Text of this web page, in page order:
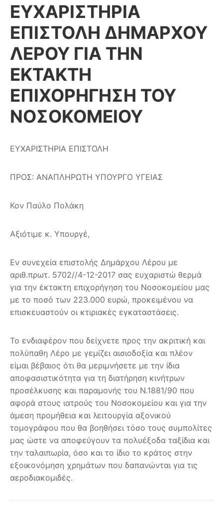
ΕΥΧΑΡΙΣΤΗΡΙΑ
ΕΠΙΣΤΟΛΗ ΔΗΜΑΡΧΟΥ
ΛΕΡΟΥ ΓΙΑ ΤΗΝ
ΕΚΤΑΚΤΗ
ΕΠΙΧΟΡΗΓΗΣΗ ΤΟΥ
ΝΟΣΟΚΟΜΕΙΟΥ
ΕΥΧΑΡΙΣΤΗΡΙΑ ΕΠΙΣΤΟΛΗ
ΠΡΟΣ: ΑΝΑΠΛΗΡΩΤΗ ΥΠΟΥΡΓΟ ΥΓΕΙΑΣ
Κον Παύλο Πολάκη
Αξιότιμε κ. Υπουργέ,
Εν συνεχεία επιστολής Δημάρχου Λέρου με
αριθ.πρωτ. 5702//4-12-2017 σας ευχαριστώ θερμά
για την έκτακτη επιχορήγηση του Νοσοκομείου μας
με το ποσό των 223.000 ευρώ, προκειμένου να
επισκευαστούν οι κτιριακές εγκαταστάσεις.
Το ενδιαφέρον που δείχνετε προς την ακριτική και
πολύπαθη Λέρο με γεμίζει αισιοδοξία και πλέον
είμαι βέβαιος ότι θα μεριμνήσετε με την ίδια
αποφασιστικότητα για τη διατήρηση κινήτρων
προσέλκυσης και παραμονής του Ν.1881/90 που
αφορά στους ιατρούς του Νοσοκομείου και για την
άμεση προμήθεια και λειτουργία αξονικού
τομογράφου που θα βοηθήσει τόσο τους συμπολίτες
μας ώστε να αποφεύγουν τα πολυέξοδα ταξίδια και
την ταλαιπωρία, όσο και το ίδιο το κράτος στην
εξοικονόμηση χρημάτων που δαπανώνται για τις
αεροδιακομιδές.